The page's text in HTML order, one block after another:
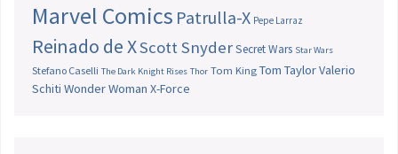
Marvel Comics Patrulla-X Pepe Larraz
Reinado de XScott SnyderSecret Wars Star Wars
Stefano Caselli The Dark Knight Rises Thor Tom King Tom TaylorValerio
Schiti Wonder Woman X-Force